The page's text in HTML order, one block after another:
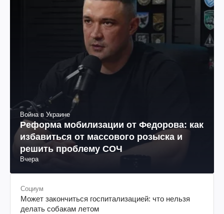
Война в Украине
Реформа мобилизации от Федорова: как
избавиться от массового розыска и
решить проблему СОЧ
Вчера
Социум
Может закончиться госпитализацией: что нельзя
делать собакам летом